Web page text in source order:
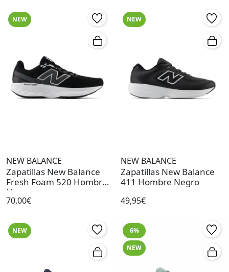
NEW
NEW BALANCE
Zapatillas New Balance
Fresh Foam 520 Hombre
Negro
70,00€
NEW
NEW BALANCE
Zapatillas New Balance
411 Hombre Negro
49,95€
NEW
6%
NEW